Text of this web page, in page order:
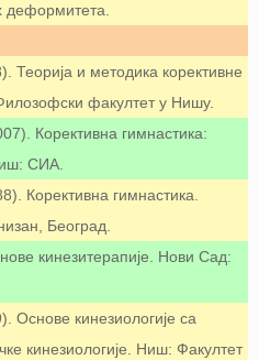
деформитета.
Теорија и методика корективне
факултет у Нишу.
Корективна гимнастика:
СИА.
Корективна гимнастика.
Београд.
кинезитерапије. Нови Сад:
Основе кинезиологије са
кинезиологије. Ниш: Факултет